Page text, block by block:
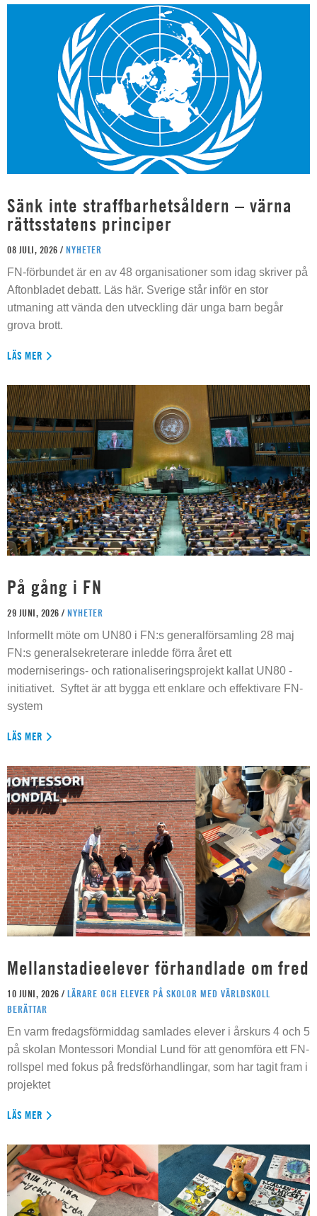
Sänk inte straffbarhetsåldern – värna
rättsstatens principer
08 JULI, 2026 / NYHETER
FN-förbundet är en av 48 organisationer som idag skriver på
Aftonbladet debatt. Läs här. Sverige står inför en stor
utmaning att vända den utveckling där unga barn begår
grova brott.
LÄS MER
På gång i FN
29 JUNI, 2026 / NYHETER
Informellt möte om UN80 i FN:s generalförsamling 28 maj
FN:s generalsekreterare inledde förra året ett
moderniserings- och rationaliseringsprojekt kallat UN80 -
initiativet. Syftet är att bygga ett enklare och effektivare FN-
system
LÄS MER
Mellanstadieelever förhandlade om fred
10 JUNI, 2026 / LÄRARE OCH ELEVER PÅ SKOLOR MED VÄRLDSKOLL
BERÄTTAR
En varm fredagsförmiddag samlades elever i årskurs 4 och 5
på skolan Montessori Mondial Lund för att genomföra ett FN-
rollspel med fokus på fredsförhandlingar, som har tagit fram i
projektet
LÄS MER